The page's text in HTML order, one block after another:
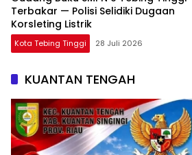
Terbakar — Polisi Selidiki Dugaan
Korsleting Listrik
Kota Tebing Tinggi 28 Juli 2026
KUANTAN TENGAH